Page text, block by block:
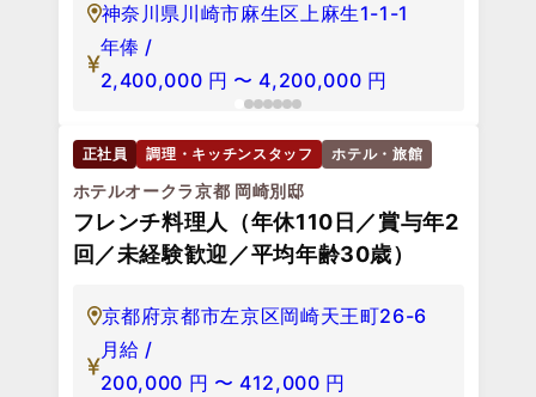
神奈川県川崎市麻生区上麻生1-1-1
年俸 /
2,400,000 円 〜 4,200,000 円
正社員 調理・キッチンスタッフ ホテル・旅館
ホテルオークラ京都 岡崎別邸
フレンチ料理人（年休110日／賞与年2
回／未経験歓迎／平均年齢30歳）
京都府京都市左京区岡崎天王町26-6
月給 /
200,000 円 〜 412,000 円